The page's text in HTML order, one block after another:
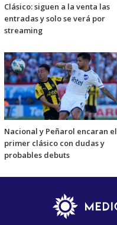
Clásico: siguen a la venta las
entradas y solo se verá por
streaming
Nacional y Peñarol encaran el
primer clásico con dudas y
probables debuts